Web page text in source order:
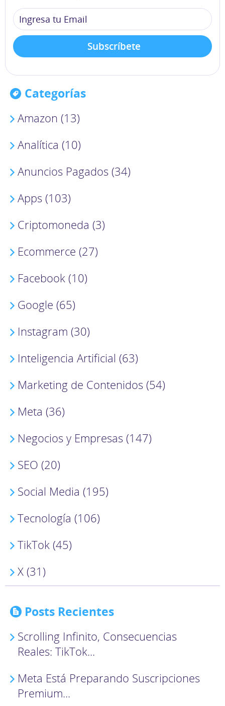
Categorías
Amazon (13)
Analítica (10)
Anuncios Pagados (34)
Apps (103)
Criptomoneda (3)
Ecommerce (27)
Facebook (10)
Google (65)
Instagram (30)
Inteligencia Artificial (63)
Marketing de Contenidos (54)
Meta (36)
Negocios y Empresas (147)
SEO (20)
Social Media (195)
Tecnología (106)
TikTok (45)
X (31)
Posts Recientes
Scrolling Infinito, Consecuencias
Reales: TikTok...
Meta Está Preparando Suscripciones
Premium...